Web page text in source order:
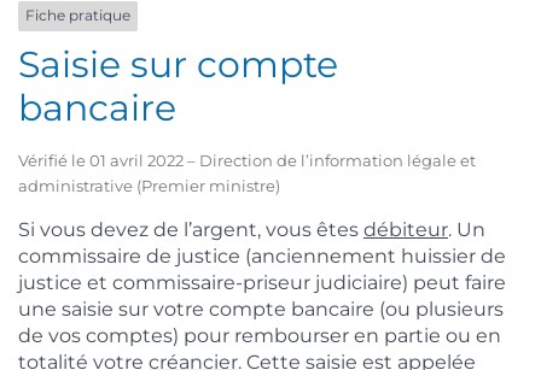
Fiche pratique
Saisie sur compte
bancaire
Vérifié le 01 avril 2022 – Direction de l’information légale et
administrative (Premier ministre)
Si vous devez de l’argent, vous êtes débiteur. Un
commissaire de justice (anciennement huissier de
justice et commissaire-priseur judiciaire) peut faire
une saisie sur votre compte bancaire (ou plusieurs
de vos comptes) pour rembourser en partie ou en
totalité votre créancier. Cette saisie est appelée